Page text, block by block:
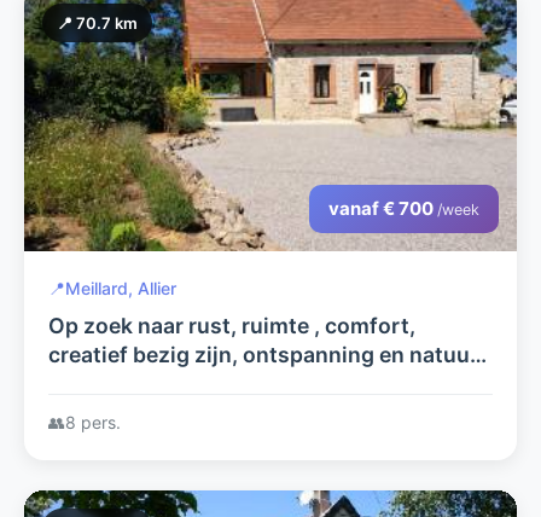
📍 70.7 km
vanaf € 700 /week
📍Meillard, Allier
Op zoek naar rust, ruimte , comfort,
creatief bezig zijn, ontspanning en natuur
👥8 pers.